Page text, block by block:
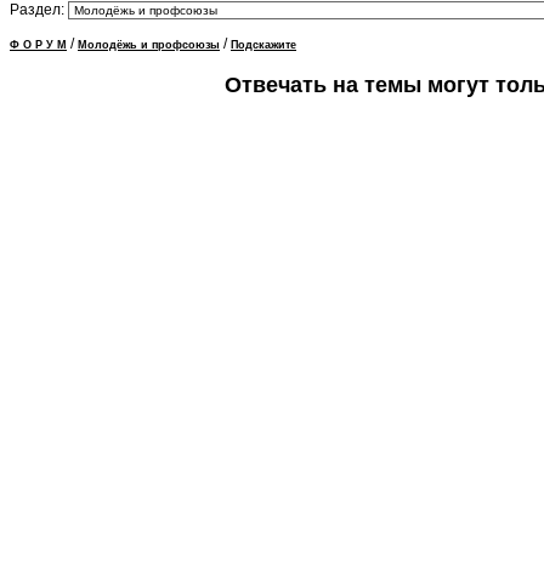
Раздел:
Ф О Р У М / Молодёжь и профсоюзы / Подскажите
Отвечать на темы могут